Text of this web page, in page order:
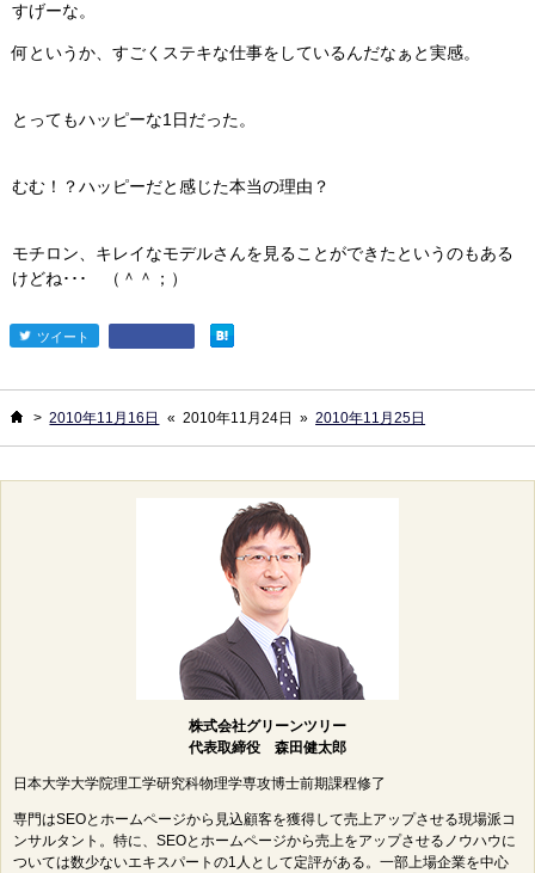
すげーな。
何というか、すごくステキな仕事をしているんだなぁと実感。
とってもハッピーな1日だった。
むむ！？ハッピーだと感じた本当の理由？
モチロン、キレイなモデルさんを見ることができたというのもある
けどね･･･ （＾＾；）ゞ
entry958
ツイート
ホーム
> 2010年11月16日 « 2010年11月24日 » 2010年11月25日
株式会社グリーンツリー
代表取締役 森田健太郎
日本大学大学院理工学研究科物理学専攻博士前期課程修了
専門はSEOとホームページから見込顧客を獲得して売上アップさせる現場派コ
ンサルタント。特に、SEOとホームページから売上をアップさせるノウハウに
ついては数少ないエキスパートの1人として定評がある。一部上場企業を中心